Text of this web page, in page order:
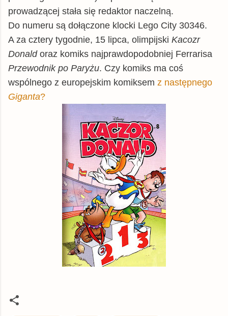
prowadzącej stała się redaktor naczelną.
Do numeru są dołączone klocki Lego City 30346.
A za cztery tygodnie, 15 lipca, olimpijski Kacozr
Donald oraz komiks najprawdopodobniej Ferrarisa
Przewodnik po Paryżu. Czy komiks ma coś
wspólnego z europejskim komiksem z następnego
Giganta?